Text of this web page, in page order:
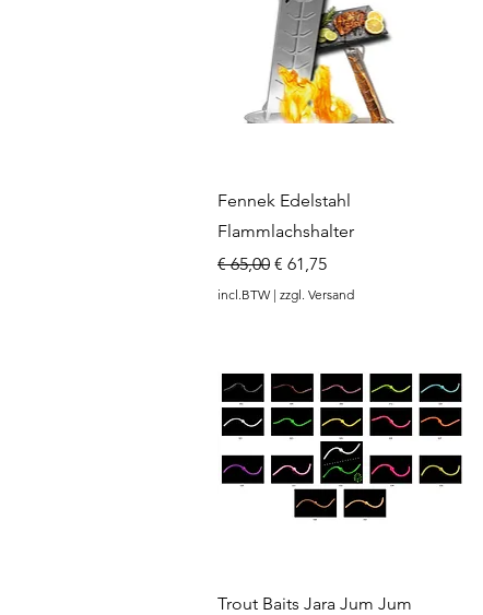
Snel overzicht
Fennek Edelstahl
Flammlachshalter
Normale prijs
€ 65,00 Verkoopprijs
€ 61,75
incl.BTW | zzgl. Versand
Snel overzicht
Trout Baits Jara Jum Jum